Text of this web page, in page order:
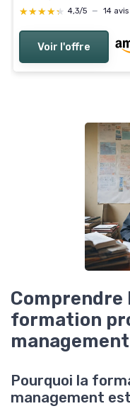
★★★★★
★★★★★ 4,3/5 — 14 avis
Voir l'offre
Comprendre
formation
management
Pourquoi la
management